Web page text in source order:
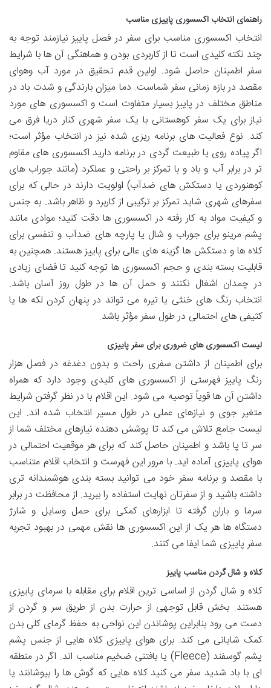
راهنمای انتخاب اکسسوری پاییزی مناسب
انتخاب اکسسوری مناسب برای سفر در فصل پاییز نیازمند توجه به
چند نکته کلیدی است تا از کاربردی بودن و هماهنگی آن ها با شرایط
سفر اطمینان حاصل شود. اولین قدم تحقیق در مورد آب وهوای
مقصد در بازه زمانی سفر شماست. دما میزان بارندگی و شدت باد در
مناطق مختلف در پاییز بسیار متفاوت است و اکسسوری های مورد
نیاز برای یک سفر کوهستانی با یک سفر شهری کنار دریا فرق می
کند. نوع فعالیت های برنامه ریزی شده نیز در انتخاب مؤثر است؛
اگر پیاده روی یا طبیعت گردی در برنامه دارید اکسسوری های مقاوم
تر در برابر آب و باد و با تمرکز بر راحتی و عملکرد (مانند جوراب های
کوهنوردی یا دستکش های ضدآب) اولویت دارند در حالی که برای
سفرهای شهری شاید تمرکز بر ترکیبی از کاربرد و ظاهر باشد. به جنس
و کیفیت مواد به کار رفته در اکسسوری ها دقت کنید؛ موادی مانند
پشم مرینو برای جوراب و شال یا پارچه های ضدآب و تنفسی برای
کلاه ها و دستکش ها گزینه های عالی برای پاییز هستند. همچنین به
قابلیت بسته بندی و حجم اکسسوری ها توجه کنید تا فضای زیادی
در چمدان اشغال نکنند و حمل آن ها در طول روز آسان باشد.
انتخاب رنگ های خنثی یا تیره می تواند در پنهان کردن لکه ها یا
کثیفی های احتمالی در طول سفر مؤثر باشد.
لیست اکسسوری های ضروری برای سفر پاییزی
برای اطمینان از داشتن سفری راحت و بدون دغدغه در فصل هزار
رنگ پاییز فهرستی از اکسسوری های کلیدی وجود دارد که همراه
داشتن آن ها قویاً توصیه می شود. این اقلام با در نظر گرفتن شرایط
متغیر جوی و نیازهای عملی در طول مسیر انتخاب شده اند. این
لیست جامع تلاش می کند تا پوشش دهنده نیازهای مختلف شما از
سر تا پا باشد و اطمینان حاصل کند که برای هر موقعیت احتمالی در
هوای پاییزی آماده اید. با مرور این فهرست و انتخاب اقلام متناسب
با مقصد و برنامه سفر خود می توانید بسته بندی هوشمندانه تری
داشته باشید و از سفرتان نهایت استفاده را ببرید. از محافظت در برابر
سرما و باران گرفته تا ابزارهای کمکی برای حمل وسایل و شارژ
دستگاه ها هر یک از این اکسسوری ها نقش مهمی در بهبود تجربه
سفر پاییزی شما ایفا می کنند.
کلاه و شال گردن مناسب پاییز
کلاه و شال گردن از اساسی ترین اقلام برای مقابله با سرمای پاییزی
هستند. بخش قابل توجهی از حرارت بدن از طریق سر و گردن از
دست می رود بنابراین پوشاندن این نواحی به حفظ گرمای کلی بدن
کمک شایانی می کند. برای هوای پاییزی کلاه هایی از جنس پشم
پشم گوسفند (Fleece) یا بافتنی ضخیم مناسب اند. اگر در منطقه
ای با باد شدید سفر می کنید کلاه هایی که گوش ها را بپوشانند یا